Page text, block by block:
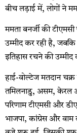
बीच लड़ाई में, लोगों ने
ममता बनर्जी की
उम्मीद कर रही है,
इतिहास रचने की उम्मीद
हाई-वोल्टेज मतदान
तमिलनाडु, असम, केरल
परिणाम टीएमसी और
भाजपा, कांग्रेस और वाम